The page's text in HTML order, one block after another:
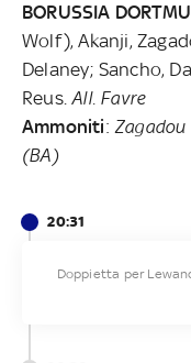
BORUSSIA
Wolf), Akanji,
Delaney; Sancho,
Reus.All. Favre
Ammoniti: Zagadou
(BA)
20:31
Doppietta per